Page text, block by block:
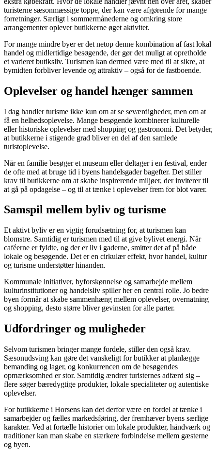
turisterne sæsonmæssige toppe, der kan være afgørende for mange
forretninger. Særligt i sommermånederne og omkring store
arrangementer oplever butikkerne øget aktivitet.
For mange mindre byer er det netop denne kombination af fast lokal
handel og midlertidige besøgende, der gør det muligt at opretholde
et varieret butiksliv. Turismen kan dermed være med til at sikre, at
bymidten forbliver levende og attraktiv – også for de fastboende.
Oplevelser og handel hænger sammen
I dag handler turisme ikke kun om at se seværdigheder, men om at
få en helhedsoplevelse. Mange besøgende kombinerer kulturelle
eller historiske oplevelser med shopping og gastronomi. Det betyder,
at butikkerne i stigende grad bliver en del af den samlede
turistoplevelse.
Når en familie besøger et museum eller deltager i en festival, ender
de ofte med at bruge tid i byens handelsgader bagefter. Det stiller
krav til butikkerne om at skabe inspirerende miljøer, der inviterer til
at gå på opdagelse – og til at tænke i oplevelser frem for blot varer.
Samspil mellem byliv og turisme
Et aktivt byliv er en vigtig forudsætning for, at turismen kan
blomstre. Samtidig er turismen med til at give bylivet energi. Når
caféerne er fyldte, og der er liv i gaderne, smitter det af på både
lokale og besøgende. Det er en cirkulær effekt, hvor handel, kultur
og turisme understøtter hinanden.
Kommunale initiativer, byforskønnelse og samarbejde mellem
kulturinstitutioner og handelsliv spiller her en central rolle. Jo bedre
byen formår at skabe sammenhæng mellem oplevelser, overnatning
og shopping, desto større bliver gevinsten for alle parter.
Udfordringer og muligheder
Selvom turismen bringer mange fordele, stiller den også krav.
Sæsonudsving kan gøre det vanskeligt for butikker at planlægge
bemanding og lager, og konkurrencen om de besøgendes
opmærksomhed er stor. Samtidig ændrer turisternes adfærd sig –
flere søger bæredygtige produkter, lokale specialiteter og autentiske
oplevelser.
For butikkerne i Horsens kan det derfor være en fordel at tænke i
samarbejder og fælles markedsføring, der fremhæver byens særlige
karakter. Ved at fortælle historier om lokale produkter, håndværk og
traditioner kan man skabe en stærkere forbindelse mellem gæsterne
og byen.